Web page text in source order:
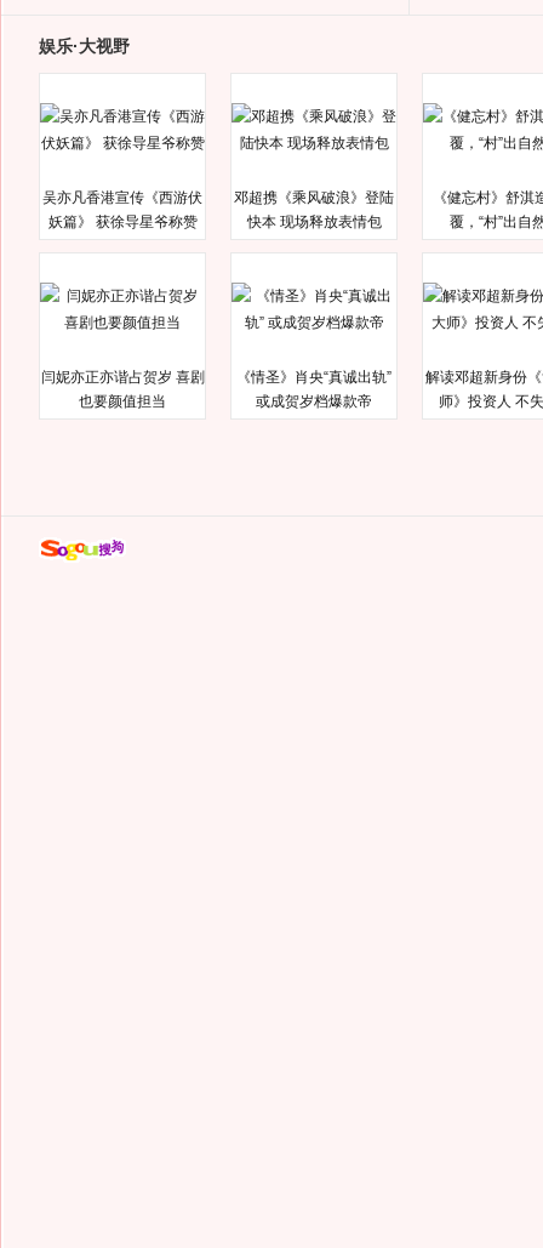
娱乐·大视野
吴亦凡香港宣传《西游伏
妖篇》 获徐导星爷称赞
邓超携《乘风破浪》登陆
快本 现场释放表情包
《健忘村》舒淇
覆，“村”出自
闫妮亦正亦谐占贺岁 喜剧
也要颜值担当
《情圣》肖央“真诚出轨”
或成贺岁档爆款帝
解读邓超新身份
师》投资人 不